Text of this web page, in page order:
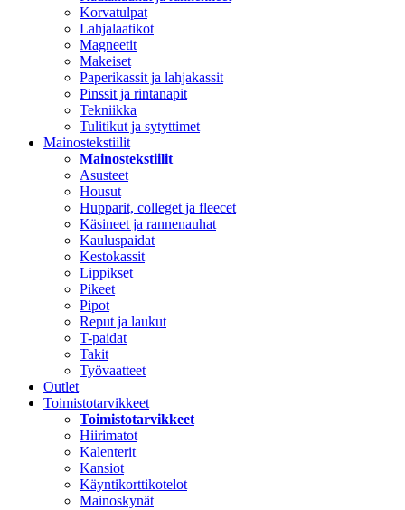
Korvatulpat
Lahjalaatikot
Magneetit
Makeiset
Paperikassit ja lahjakassit
Pinssit ja rintanapit
Tekniikka
Tulitikut ja sytyttimet
Mainostekstiilit
Mainostekstiilit
Asusteet
Housut
Hupparit, colleget ja fleecet
Käsineet ja rannenauhat
Kauluspaidat
Kestokassit
Lippikset
Pikeet
Pipot
Reput ja laukut
T-paidat
Takit
Työvaatteet
Outlet
Toimistotarvikkeet
Toimistotarvikkeet
Hiirimatot
Kalenterit
Kansiot
Käyntikorttikotelot
Mainoskynät